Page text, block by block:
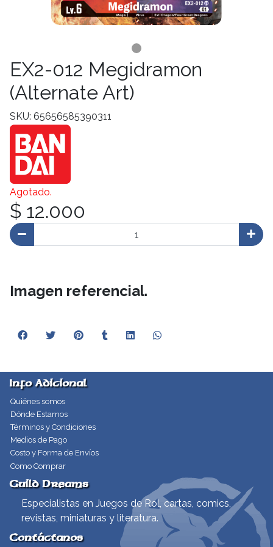
EX2-012 Megidramon
(Alternate Art)
SKU: 65656585390311
Agotado.
$ 12.000
Imagen referencial.
Info Adicional
Quiénes somos
Dónde Estamos
Términos y Condiciones
Medios de Pago
Costo y Forma de Envíos
Como Comprar
Guild Dreams
Especialistas en Juegos de Rol, cartas, comics,
revistas, miniaturas y literatura.
Contáctanos